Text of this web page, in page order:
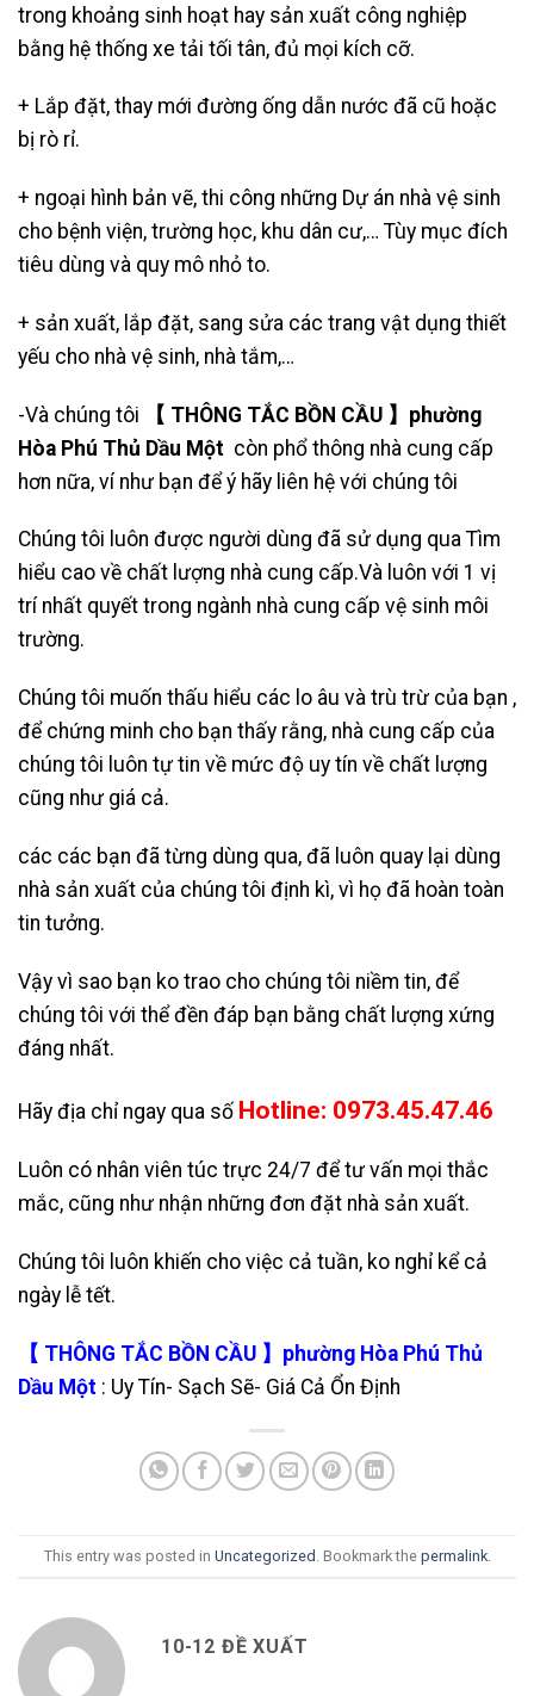
trong khoảng sinh hoạt hay sản xuất công nghiệp
bằng hệ thống xe tải tối tân, đủ mọi kích cỡ.
+ Lắp đặt, thay mới đường ống dẫn nước đã cũ hoặc
bị rò rỉ.
+ ngoại hình bản vẽ, thi công những Dự án nhà vệ sinh
cho bệnh viện, trường học, khu dân cư,… Tùy mục đích
tiêu dùng và quy mô nhỏ to.
+ sản xuất, lắp đặt, sang sửa các trang vật dụng thiết
yếu cho nhà vệ sinh, nhà tắm,…
-Và chúng tôi
【 THÔNG TẮC BỒN CẦU 】phường
Hòa Phú Thủ Dầu Một còn phổ thông nhà cung cấp
hơn nữa, ví như bạn để ý hãy liên hệ với chúng tôi
Chúng tôi luôn được người dùng đã sử dụng qua Tìm
hiểu cao về chất lượng nhà cung cấp.Và luôn với 1 vị
trí nhất quyết trong ngành nhà cung cấp vệ sinh môi
trường.
Chúng tôi muốn thấu hiểu các lo âu và trù trừ của bạn ,
để chứng minh cho bạn thấy rằng, nhà cung cấp của
chúng tôi luôn tự tin về mức độ uy tín về chất lượng
cũng như giá cả.
các các bạn đã từng dùng qua, đã luôn quay lại dùng
nhà sản xuất của chúng tôi định kì, vì họ đã hoàn toàn
tin tưởng.
Vậy vì sao bạn ko trao cho chúng tôi niềm tin, để
chúng tôi với thể đền đáp bạn bằng chất lượng xứng
đáng nhất.
Hãy địa chỉ ngay qua số Hotline: 0973.45.47.46
Luôn có nhân viên túc trực 24/7 để tư vấn mọi thắc
mắc, cũng như nhận những đơn đặt nhà sản xuất.
Chúng tôi luôn khiến cho việc cả tuần, ko nghỉ kể cả
ngày lễ tết.
【 THÔNG TẮC BỒN CẦU 】phường Hòa Phú Thủ
Dầu Một : Uy Tín- Sạch Sẽ- Giá Cả Ổn Định
This entry was posted in Uncategorized . Bookmark the permalink.
10-12 ĐỀ XUẤT